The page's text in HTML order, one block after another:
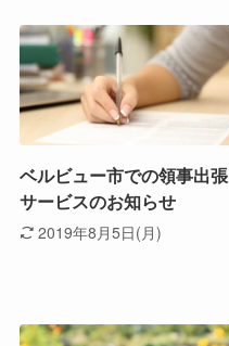
ベルビュー市での領事出張
サービスのお知らせ
2019年8月5日(月)